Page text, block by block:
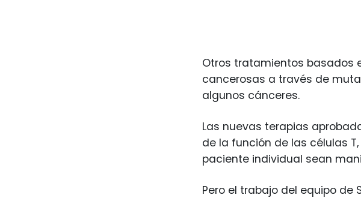
Otros tratamientos basados
cancerosas a través de
algunos cánceres.
Las nuevas terapias
de la función de las células
paciente individual sean
Pero el trabajo del equipo